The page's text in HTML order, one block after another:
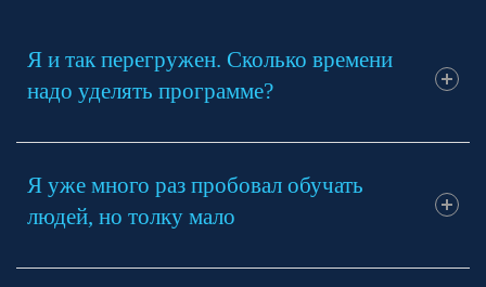
Я и так перегружен. Сколько времени
надо уделять программе?
Ваша перегрузка — главный сигнал, что система
обучения нужна срочно.
Мы делаем всю тяжёлую работу за вас:
Я уже много раз пробовал обучать
людей, но толку мало